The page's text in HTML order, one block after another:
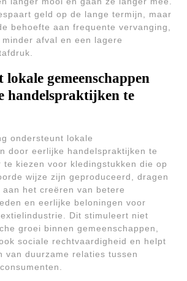
geld op de lange termijn, maar
behoefte aan frequente vervanging,
afval en een lagere
lokale gemeenschappen
handelspraktijken te
ondersteunt lokale
door eerlijke handelspraktijken te
te kiezen voor kledingstukken die op
wijze zijn geproduceerd, dragen
het creëren van betere
en eerlijke beloningen voor
Dit stimuleert niet
groei binnen gemeenschappen,
sociale rechtvaardigheid en helpt
van duurzame relaties tussen